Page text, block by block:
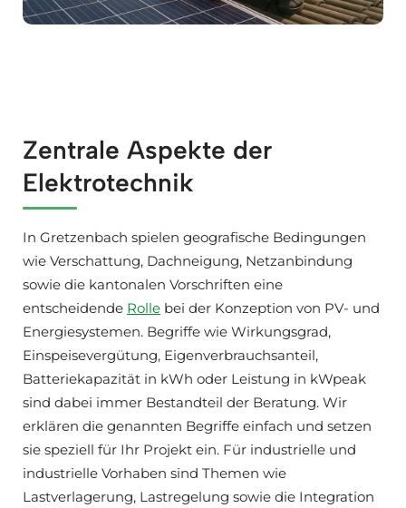
Zentrale Aspekte der
Elektrotechnik
In Gretzenbach spielen geografische Bedingungen
wie Verschattung, Dachneigung, Netzanbindung
sowie die kantonalen Vorschriften eine
entscheidende Rolle bei der Konzeption von PV- und
Energiesystemen. Begriffe wie Wirkungsgrad,
Einspeisevergütung, Eigenverbrauchsanteil,
Batteriekapazität in kWh oder Leistung in kWpeak
sind dabei immer Bestandteil der Beratung. Wir
erklären die genannten Begriffe einfach und setzen
sie speziell für Ihr Projekt ein. Für industrielle und
industrielle Vorhaben sind Themen wie
Lastverlagerung, Lastregelung sowie die Integration